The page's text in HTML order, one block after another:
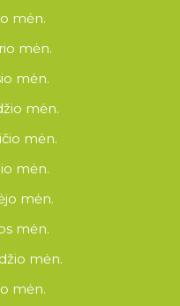
mėn.
mėn.
mėn.
mėn.
mėn.
mėn.
mėn.
mėn.
mėn.
mėn.